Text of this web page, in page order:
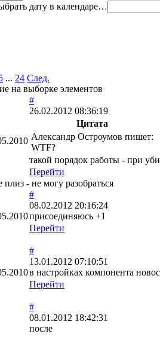
…
... 24 След.
на выборке элементов
#
26.02.2012 08:36:19
Цитата
Александр Остроумов пишет:
WTF?
такой порядок работы - при
Перейти
- не могу разобраться
#
08.02.2012 20:16:24
присоединяюсь +1
Перейти
#
13.01.2012 07:10:51
в настройках компонента
Перейти
#
08.01.2012 18:42:31
после